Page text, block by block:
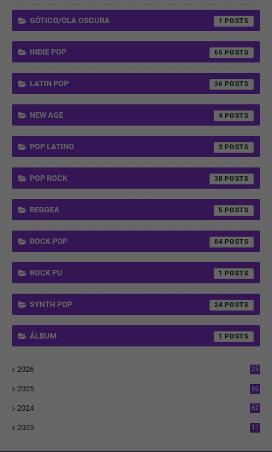
GÓTICO/OLA OSCURA 1
INDIE POP 65
LATIN POP 36
NEW AGE 4
POP LATINO 3
POP ROCK 38
REGGEA 5
ROCK POP 84
ROCK PU 1
SYNTH POP 24
ÁLBUM 1
2026
25
2025
66
2024
62
2023
11